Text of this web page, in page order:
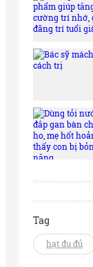
Tag
hạt đu đủ